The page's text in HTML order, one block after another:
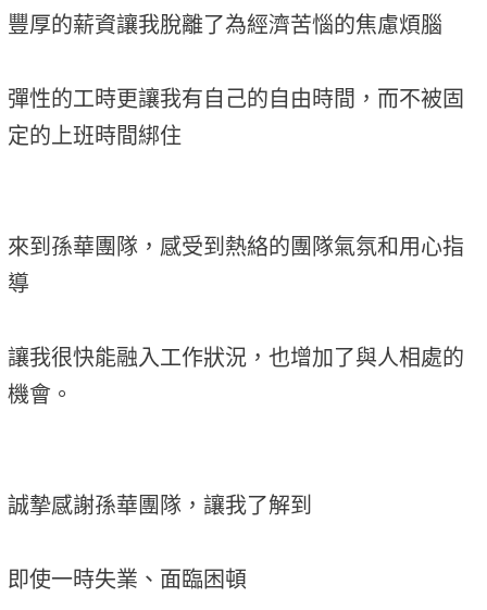
豐厚的薪資讓我脫離了為經濟苦惱的焦慮煩腦
彈性的工時更讓我有自己的自由時間，而不被固
定的上班時間綁住
來到孫華團隊，感受到熱絡的團隊氣氛和用心指
導
讓我很快能融入工作狀況，也增加了與人相處的
機會。
誠摯感謝孫華團隊，讓我了解到
即使一時失業、面臨困頓